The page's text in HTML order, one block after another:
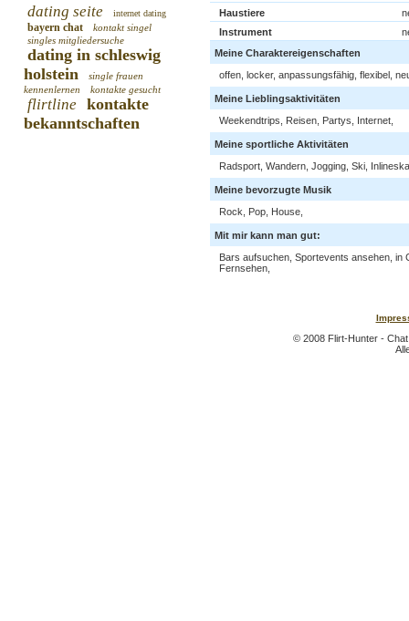
dating seite internet dating
bayern chat
kontakt singel
singles mitgliedersuche
dating in schleswig
holstein
single frauen
kennenlernen
kontakte gesucht
flirtline
kontakte
bekanntschaften
Haustiere
Instrument
Meine Charaktereigenschaften
offen, locker, anpassungsfähig, flexibel,
Meine Lieblingsaktivitäten
Weekendtrips, Reisen, Partys, Internet,
Meine sportliche Aktivitäten
Radsport, Wandern, Jogging, Ski,
Meine bevorzugte Musik
Rock, Pop, House,
Mit mir kann man gut:
Bars aufsuchen, Sportevents ansehen, in
Fernsehen,
© 2008 Flirt-Hunter -